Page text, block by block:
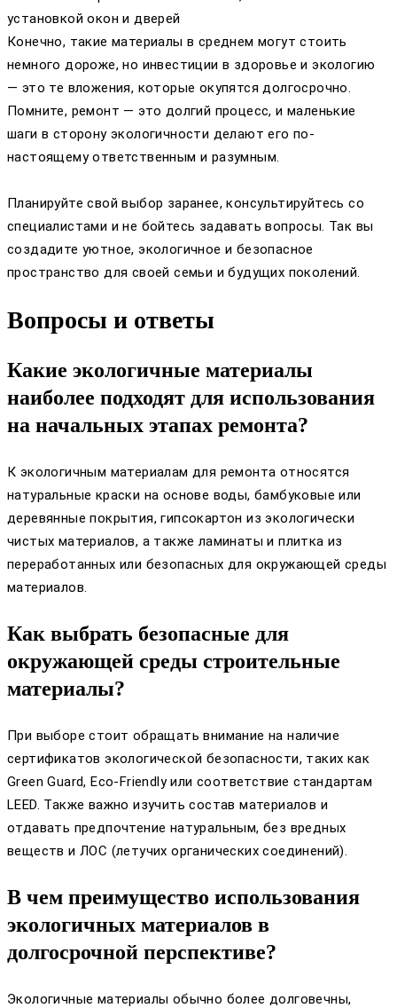
установкой окон и дверей
Конечно, такие материалы в среднем могут стоить
немного дороже, но инвестиции в здоровье и экологию
— это те вложения, которые окупятся долгосрочно.
Помните, ремонт — это долгий процесс, и маленькие
шаги в сторону экологичности делают его по-
настоящему ответственным и разумным.
Планируйте свой выбор заранее, консультируйтесь со
специалистами и не бойтесь задавать вопросы. Так вы
создадите уютное, экологичное и безопасное
пространство для своей семьи и будущих поколений.
Вопросы и ответы
Какие экологичные материалы
наиболее подходят для использования
на начальных этапах ремонта?
К экологичным материалам для ремонта относятся
натуральные краски на основе воды, бамбуковые или
деревянные покрытия, гипсокартон из экологически
чистых материалов, а также ламинаты и плитка из
переработанных или безопасных для окружающей среды
материалов.
Как выбрать безопасные для
окружающей среды строительные
материалы?
При выборе стоит обращать внимание на наличие
сертификатов экологической безопасности, таких как
Green Guard, Eco-Friendly или соответствие стандартам
LEED. Также важно изучить состав материалов и
отдавать предпочтение натуральным, без вредных
веществ и ЛОС (летучих органических соединений).
В чем преимущество использования
экологичных материалов в
долгосрочной перспективе?
Экологичные материалы обычно более долговечны,